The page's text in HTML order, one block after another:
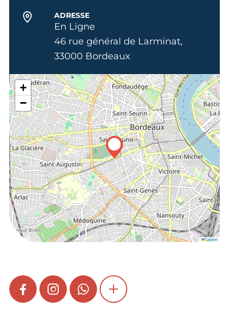
ADRESSE
En Ligne
46 rue général de Larminat,
33000 Bordeaux
+
−
Leaflet
FACEBOOKINSTAGRAMWHATSAPPSHOW MORE